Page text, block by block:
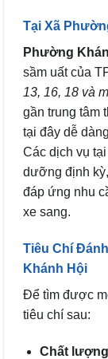
Tại Xã
Phường
sầm uất của
13, 16, 18 và
gần trung tâm
tại đây dễ
Các dịch vụ
dưỡng định
đáp ứng nhu
xe sang.
Tiêu Chí
Khánh Hội
Để tìm được
tiêu chí sau:
Chất